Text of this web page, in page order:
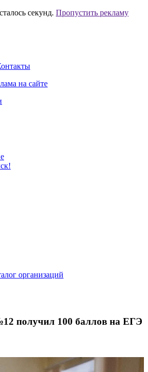
секунд. Пропустить рекламу
на сайте
организаций
получил 100 баллов на ЕГЭ